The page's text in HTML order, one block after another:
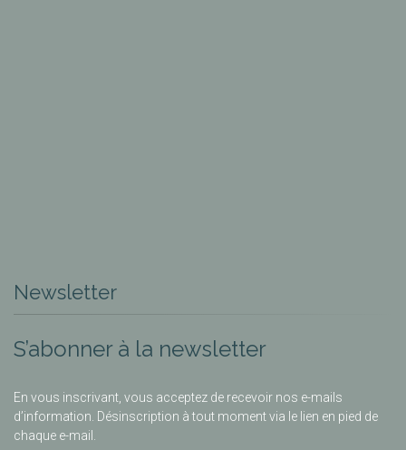
Newsletter
S’abonner à la newsletter
En vous inscrivant, vous acceptez de recevoir nos e-mails
d’information. Désinscription à tout moment via le lien en pied de
chaque e-mail.